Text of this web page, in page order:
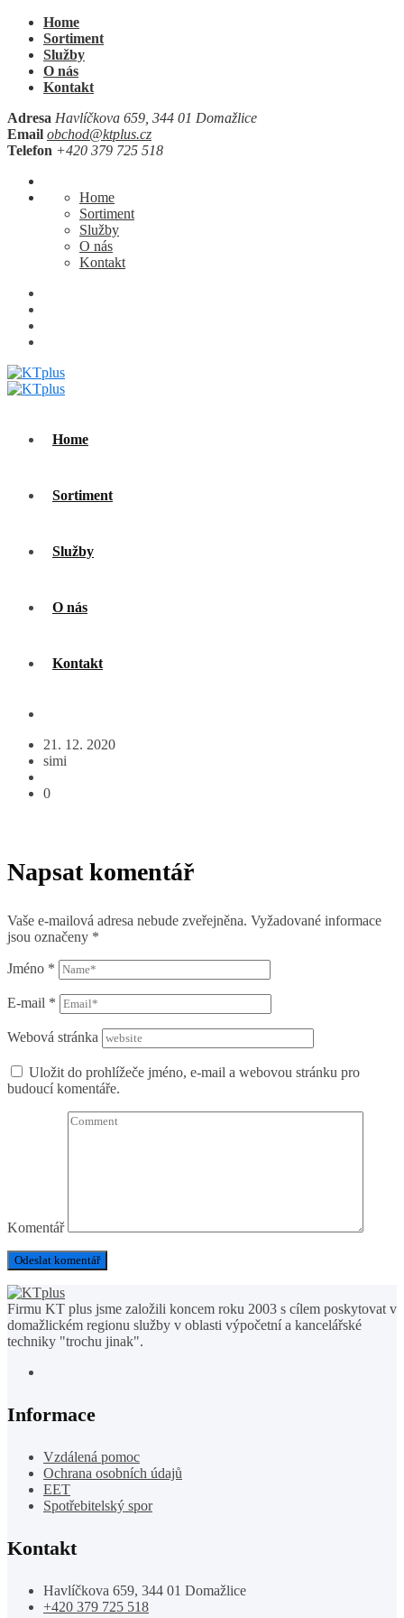
Home
Sortiment
Služby
O nás
Kontakt
Adresa Havlíčkova 659, 344 01 Domažlice
Email obchod@ktplus.cz
Telefon +420 379 725 518
Home
Sortiment
Služby
O nás
Kontakt
Home
Sortiment
Služby
O nás
Kontakt
21. 12. 2020
simi
0
Napsat komentář
Vaše e-mailová adresa nebude zveřejněna. Vyžadované informace
jsou označeny *
Jméno *
E-mail *
Webová stránka
Uložit do prohlížeče jméno, e-mail a webovou stránku pro
budoucí komentáře.
Komentář
Firmu KT plus jsme založili koncem roku 2003 s cílem poskytovat v
domažlickém regionu služby v oblasti výpočetní a kancelářské
techniky "trochu jinak".
Informace
Vzdálená pomoc
Ochrana osobních údajů
EET
Spotřebitelský spor
Kontakt
Havlíčkova 659, 344 01 Domažlice
+420 379 725 518